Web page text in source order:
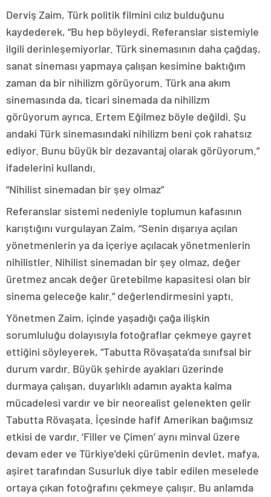
Derviş Zaim, Türk politik filmini cılız bulduğunu
kaydederek, “Bu hep böyleydi. Referanslar sistemiyle
ilgili derinleşemiyorlar. Türk sinemasının daha çağdaş,
sanat sineması yapmaya çalışan kesimine baktığım
zaman da bir nihilizm görüyorum. Türk ana akım
sinemasında da, ticari sinemada da nihilizm
görüyorum ayrıca. Ertem Eğilmez böyle değildi. Şu
andaki Türk sinemasındaki nihilizm beni çok rahatsız
ediyor. Bunu büyük bir dezavantaj olarak görüyorum.”
ifadelerini kullandı.
“Nihilist sinemadan bir şey olmaz”
Referanslar sistemi nedeniyle toplumun kafasının
karıştığını vurgulayan Zaim, “Senin dışarıya açılan
yönetmenlerin ya da içeriye açılacak yönetmenlerin
nihilistler. Nihilist sinemadan bir şey olmaz, değer
üretmez ancak değer üretebilme kapasitesi olan bir
sinema geleceğe kalır.” değerlendirmesini yaptı.
Yönetmen Zaim, içinde yaşadığı çağa ilişkin
sorumluluğu dolayısıyla fotoğraflar çekmeye gayret
ettiğini söyleyerek, “Tabutta Rövaşata’da sınıfsal bir
durum vardır. Büyük şehirde ayakları üzerinde
durmaya çalışan, duyarlıklı adamın ayakta kalma
mücadelesi vardır ve bir neorealist gelenekten gelir
Tabutta Rövaşata. İçesinde hafif Amerikan bağımsız
etkisi de vardır. ‘Filler ve Çimen’ aynı minval üzere
devam eder ve Türkiye’deki çürümenin devlet, mafya,
aşiret tarafından Susurluk diye tabir edilen meselede
ortaya çıkan fotoğrafını çekmeye çalışır. Bu anlamda